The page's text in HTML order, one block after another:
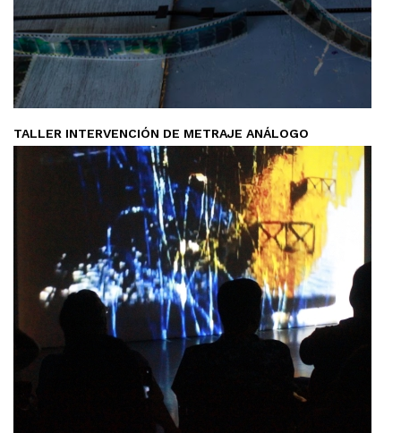
TALLER INTERVENCIÓN DE METRAJE ANÁLOGO